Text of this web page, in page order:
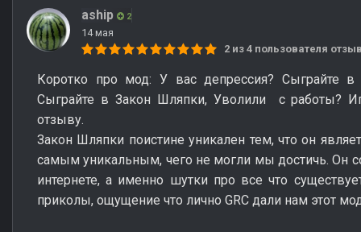
aship 2
14 мая
2 из 4 пользователя
Коротко про мод: У вас депрессия? Сыграйте
Сыграйте в Закон Шляпки, Уволили с работы?
отзыву.
Закон Шляпки поистине уникален тем, что он
самым уникальным, чего не могли мы достичь. Он
интернете, а именно шутки про все что
приколы, ощущение что лично GRC дали нам этот